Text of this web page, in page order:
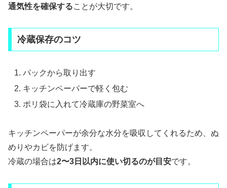
通気性を確保することが大切です。
冷蔵保存のコツ
パックから取り出す
キッチンペーパーで軽く包む
ポリ袋に入れて冷蔵庫の野菜室へ
キッチンペーパーが余分な水分を吸収してくれるため、ぬ
めりやカビを防げます。
冷蔵の場合は2〜3日以内に使い切るのが目安です。